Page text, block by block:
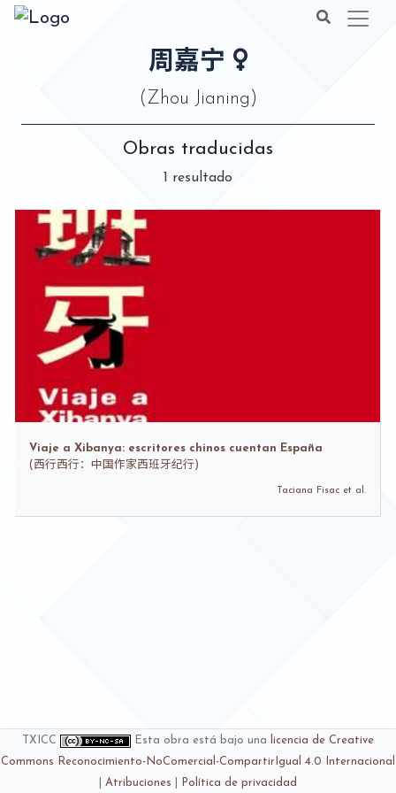
周嘉宁
(Zhou Jianing)
Obras traducidas
1 resultado
Viaje a Xibanya: escritores chinos cuentan España
( 西行西行：中国作家西班牙纪行)
Taciana Fisac et al.
TXICC Esta obra está bajo una
licencia de Creative
Commons Reconocimiento-NoComercial-CompartirIgual 4.0 Internacional
Atribuciones Política de privacidad